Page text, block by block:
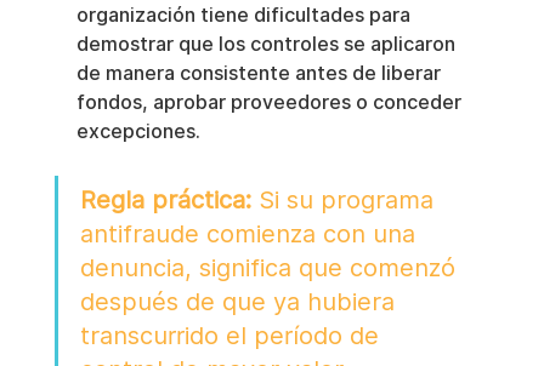
organización tiene dificultades para
demostrar que los controles se aplicaron
de manera consistente antes de liberar
fondos, aprobar proveedores o conceder
excepciones.
Regla práctica: Si su programa
antifraude comienza con una
denuncia, significa que comenzó
después de que ya hubiera
transcurrido el período de